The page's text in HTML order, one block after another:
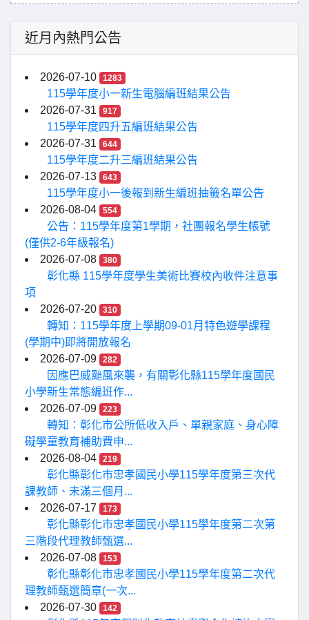
近月內熱門公告
2026-07-10 1283
115學年度小一新生電腦編班結果公告
2026-07-31
917
115學年度四升五編班結果公告
2026-07-31
644
115學年度二升三編班結果公告
2026-07-13
643
115學年度小一後報到新生編班抽籤名單公告
2026-08-04
554
公告：115學年度第1學期，社團報名學生帳號
(僅供2-6年級報名)
2026-07-08
380
彰化縣 115學年度學生美術比賽校內收件注意事
項
2026-07-20
310
轉知：115學年度上學期09-01月特色遊學課程
(學期中)即將開放報名
2026-07-09
282
因應巴威颱風來襲，有關彰化縣115學年度國民
小學新生常態編班作...
2026-07-09
223
轉知：彰化市公所低收入戶、單親家庭、身心障
礙學童教育補助費申...
2026-08-04
219
彰化縣彰化市忠孝國民小學115學年度第三次代
課教師、未滿三個月...
2026-07-17
173
彰化縣彰化市忠孝國民小學115學年度第二次第
三階段代理教師甄選...
2026-07-08
153
彰化縣彰化市忠孝國民小學115學年度第二次代
理教師甄選簡章(一次...
2026-07-30
142